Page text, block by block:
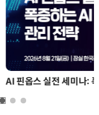
AI 토큰 비용 관리 전략